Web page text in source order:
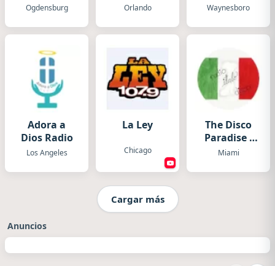
Ogdensburg Orlando Waynesboro
Adora a
Dios Radio
Los Angeles
La Ley
Chicago
The Disco
Paradise -
Italo Disco
Miami
Cargar más
Anuncios